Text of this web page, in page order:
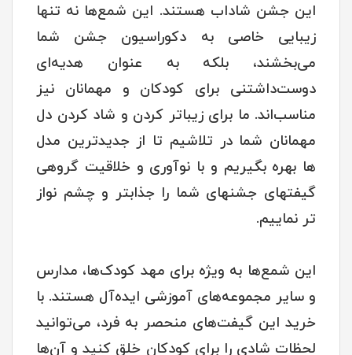
این جشن شاداب هستند. این شمع‌ها نه تنها
زیبایی خاصی به دکوراسیون جشن شما
می‌بخشند، بلکه به عنوان هدیه‌ای
دوست‌داشتنی برای کودکان و مهمانان نیز
مناسب‌اند. ما برای زیباتر کردن و شاد کردن دل
مهمانان شما در تلاشیم تا از جدیدترین مدل
ها بهره بگیریم و با نوآوری و خلاقیت گروهی
گیفتهای جشنهای شما را جذابتر و چشم نواز
تر نماییم.
این شمع‌ها به ویژه برای مهد کودک‌ها، مدارس
و سایر مجموعه‌های آموزشی ایده‌آل هستند. با
خرید این گیفت‌های منحصر به فرد، می‌توانید
لحظات شادی را برای کودکان خلق کنید و آن‌ها